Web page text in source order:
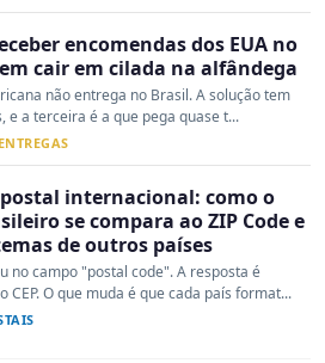
encomendas dos EUA no
cair em cilada na alfândega
não entrega no Brasil. A solução tem
e a terceira é a que pega quase t...
internacional: como o
se compara ao ZIP Code e
de outros países
no campo "postal code". A resposta é
CEP. O que muda é que cada país format...